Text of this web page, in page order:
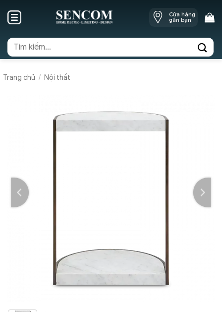
Cửa hàng
gần bạn
Tìm
kiếm:
Trang chủ / Nội thất